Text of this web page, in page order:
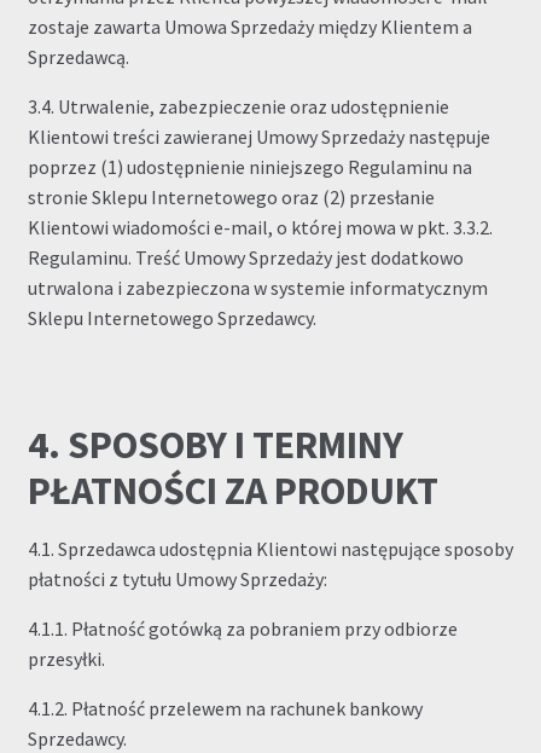
zostaje zawarta Umowa Sprzedaży między Klientem a
Sprzedawcą.
3.4. Utrwalenie, zabezpieczenie oraz udostępnienie
Klientowi treści zawieranej Umowy Sprzedaży następuje
poprzez (1) udostępnienie niniejszego Regulaminu na
stronie Sklepu Internetowego oraz (2) przesłanie
Klientowi wiadomości e-mail, o której mowa w pkt. 3.3.2.
Regulaminu. Treść Umowy Sprzedaży jest dodatkowo
utrwalona i zabezpieczona w systemie informatycznym
Sklepu Internetowego Sprzedawcy.
4. SPOSOBY I TERMINY
PŁATNOŚCI ZA PRODUKT
4.1. Sprzedawca udostępnia Klientowi następujące sposoby
płatności z tytułu Umowy Sprzedaży:
4.1.1. Płatność gotówką za pobraniem przy odbiorze
przesyłki.
4.1.2. Płatność przelewem na rachunek bankowy
Sprzedawcy.